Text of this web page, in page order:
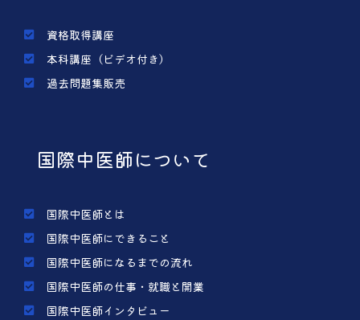
資格取得講座
本科講座（ビデオ付き）
過去問題集販売
国際中医師について
国際中医師とは
国際中医師にできること
国際中医師になるまでの流れ
国際中医師の仕事・就職と開業
国際中医師インタビュー